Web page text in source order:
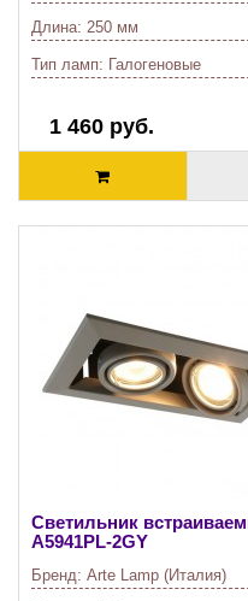
Длина: 250 мм
Тип ламп: Галогеновые
1 460 руб.
Светильник
A5941PL-2GY
Бренд: Arte Lamp (Италия)